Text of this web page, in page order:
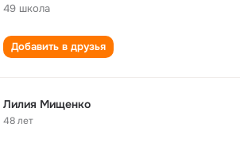
49 школа
Добавить в друзья
Лилия Мищенко
48 лет